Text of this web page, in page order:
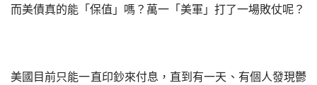
而美債真的能「保值」嗎？萬一「美軍」打了一場敗仗呢？
美國目前只能一直印鈔來付息，直到有一天、有個人發現鬱